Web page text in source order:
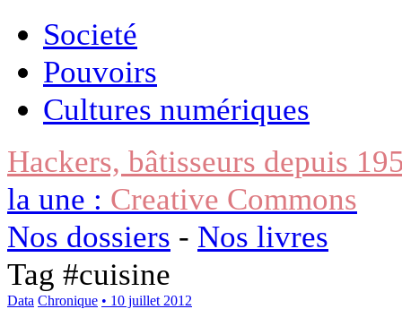
Societé
Pouvoirs
Cultures numériques
Hackers, bâtisseurs depuis
la une : Creative Commons
Nos dossiers - Nos livres
Tag #cuisine
Data Chronique • 10 juillet 2012